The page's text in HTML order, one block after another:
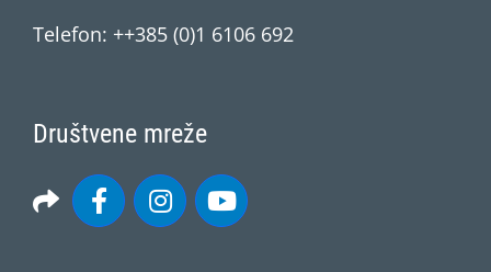
Telefon: ++385 (0)1 6106 692
Društvene mreže